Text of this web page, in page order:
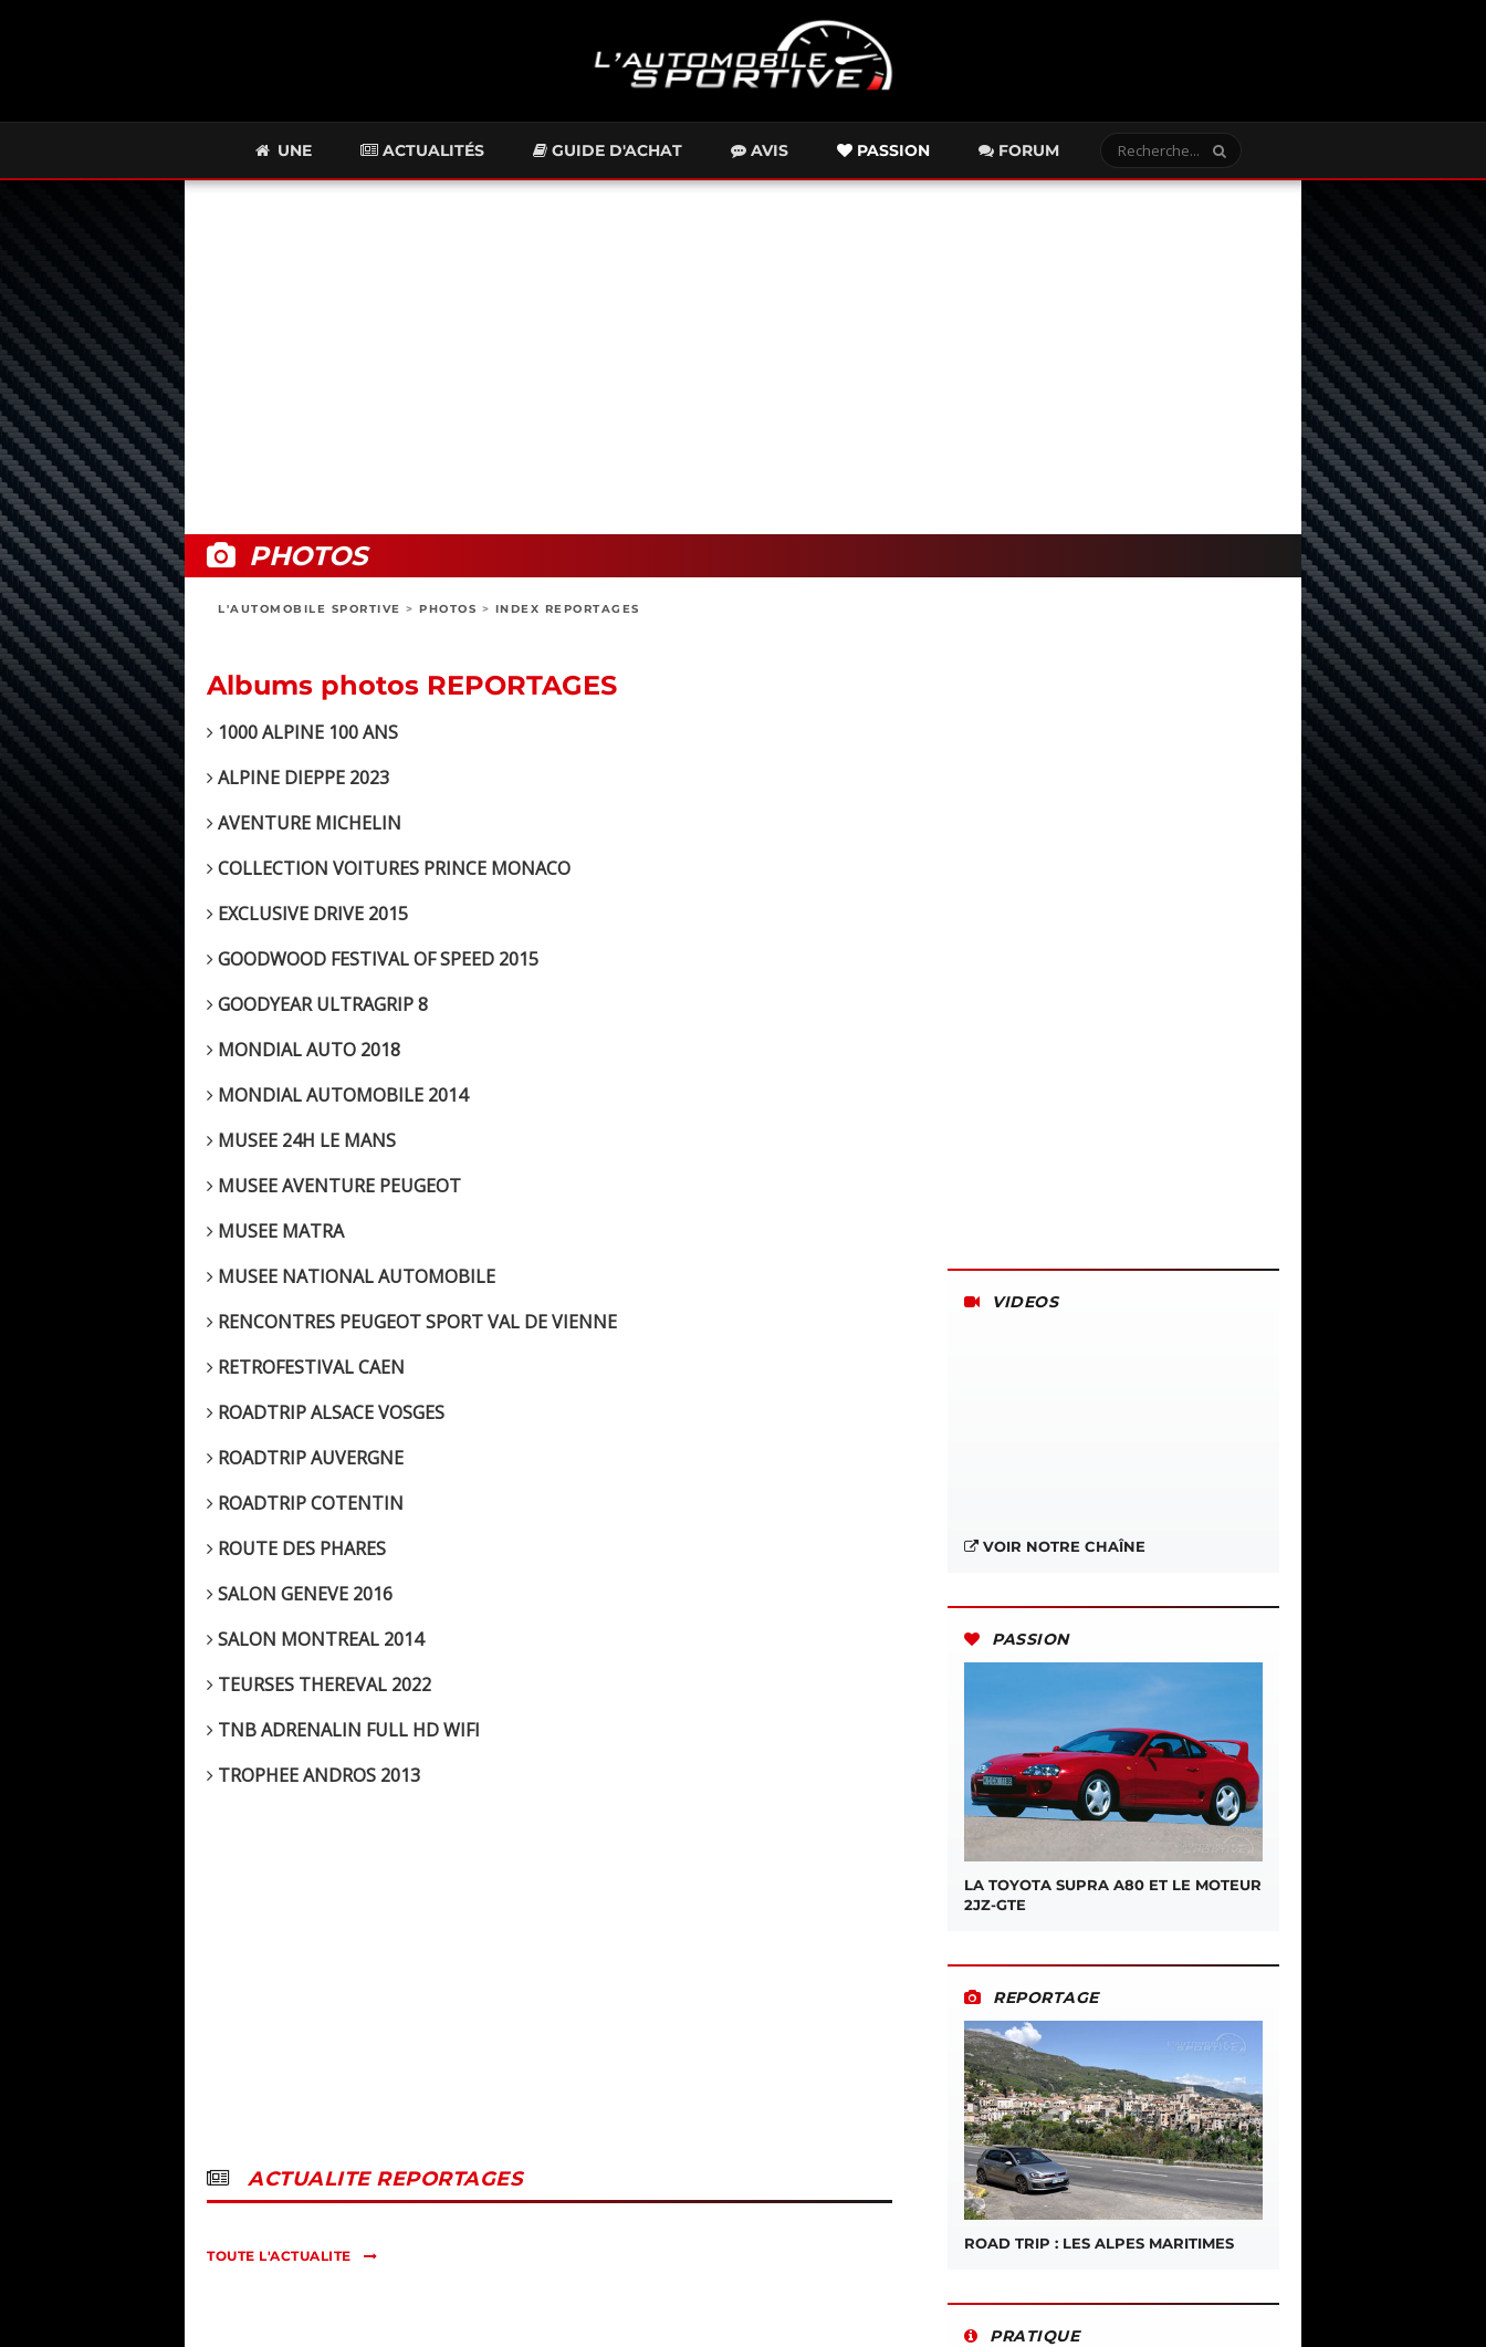
UNE ACTUALITÉS GUIDE D'ACHAT AVIS PASSION FORUM
PHOTOS
L'AUTOMOBILE SPORTIVE > PHOTOS > INDEX REPORTAGES
Albums photos REPORTAGES
1000 ALPINE 100 ANS
ALPINE DIEPPE 2023
AVENTURE MICHELIN
COLLECTION VOITURES PRINCE MONACO
EXCLUSIVE DRIVE 2015
GOODWOOD FESTIVAL OF SPEED 2015
GOODYEAR ULTRAGRIP 8
MONDIAL AUTO 2018
MONDIAL AUTOMOBILE 2014
MUSEE 24H LE MANS
MUSEE AVENTURE PEUGEOT
MUSEE MATRA
MUSEE NATIONAL AUTOMOBILE
RENCONTRES PEUGEOT SPORT VAL DE VIENNE
RETROFESTIVAL CAEN
ROADTRIP ALSACE VOSGES
ROADTRIP AUVERGNE
ROADTRIP COTENTIN
ROUTE DES PHARES
SALON GENEVE 2016
SALON MONTREAL 2014
TEURSES THEREVAL 2022
TNB ADRENALIN FULL HD WIFI
TROPHEE ANDROS 2013
ACTUALITE REPORTAGES
TOUTE L'ACTUALITE
VIDEOS
VOIR NOTRE CHAÎNE
PASSION
LA TOYOTA SUPRA A80 ET LE MOTEUR
2JZ-GTE
REPORTAGE
ROAD TRIP : LES ALPES MARITIMES
PRATIQUE